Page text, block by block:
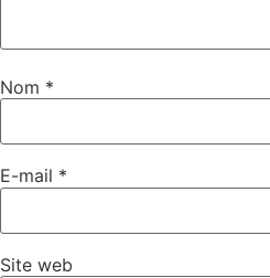
Nom *
E-mail *
Site web